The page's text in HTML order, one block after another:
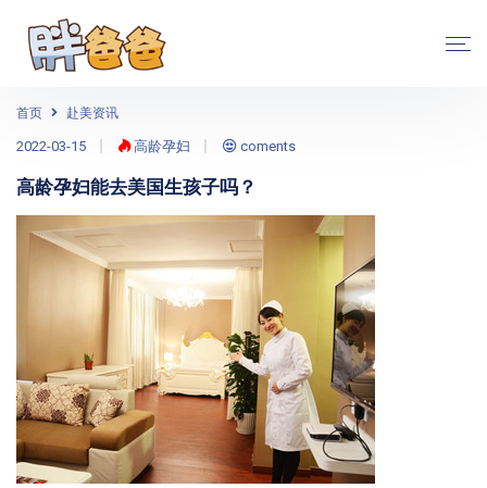
首页 赴美资讯
2022-03-15 高龄孕妇 coments
高龄孕妇能去美国生孩子吗？